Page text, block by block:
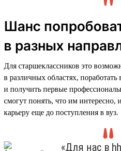
Шанс
в разных
Для старшеклассников это
в различных областях,
и получить первые
смогут понять, что им интересно,
карьеру еще до поступления в вуз.
«Для нас в